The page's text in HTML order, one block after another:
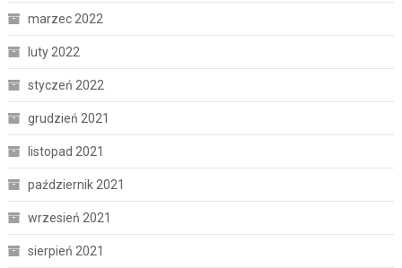
marzec 2022
luty 2022
styczeń 2022
grudzień 2021
listopad 2021
październik 2021
wrzesień 2021
sierpień 2021